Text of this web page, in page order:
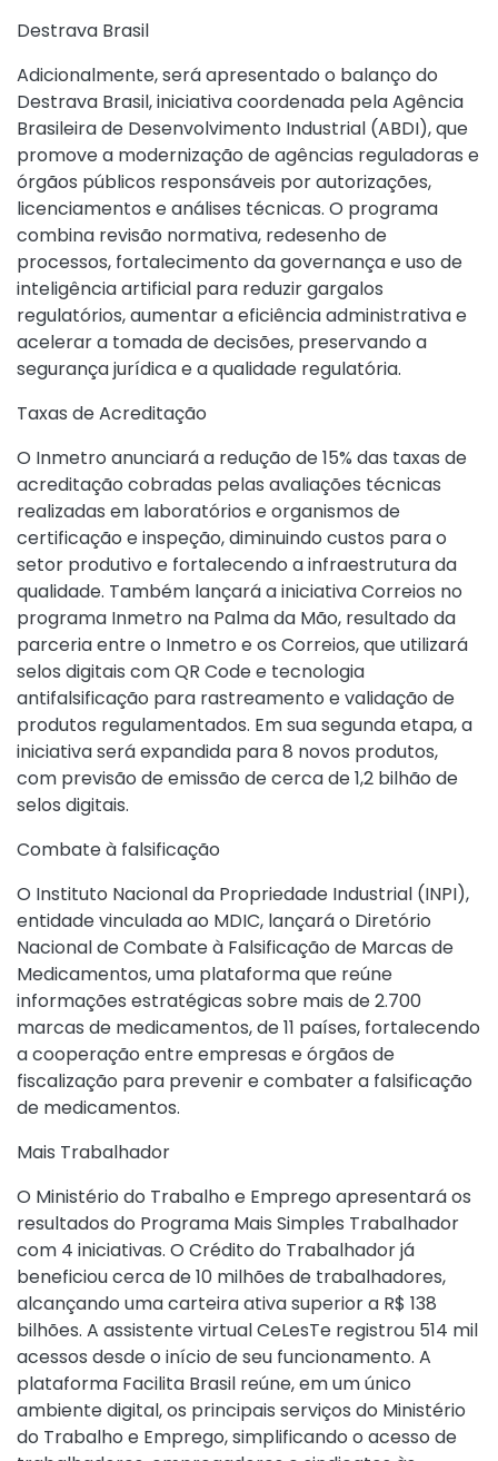
Destrava Brasil
Adicionalmente, será apresentado o balanço do
Destrava Brasil, iniciativa coordenada pela Agência
Brasileira de Desenvolvimento Industrial (ABDI), que
promove a modernização de agências reguladoras e
órgãos públicos responsáveis por autorizações,
licenciamentos e análises técnicas. O programa
combina revisão normativa, redesenho de
processos, fortalecimento da governança e uso de
inteligência artificial para reduzir gargalos
regulatórios, aumentar a eficiência administrativa e
acelerar a tomada de decisões, preservando a
segurança jurídica e a qualidade regulatória.
Taxas de Acreditação
O Inmetro anunciará a redução de 15% das taxas de
acreditação cobradas pelas avaliações técnicas
realizadas em laboratórios e organismos de
certificação e inspeção, diminuindo custos para o
setor produtivo e fortalecendo a infraestrutura da
qualidade. Também lançará a iniciativa Correios no
programa Inmetro na Palma da Mão, resultado da
parceria entre o Inmetro e os Correios, que utilizará
selos digitais com QR Code e tecnologia
antifalsificação para rastreamento e validação de
produtos regulamentados. Em sua segunda etapa, a
iniciativa será expandida para 8 novos produtos,
com previsão de emissão de cerca de 1,2 bilhão de
selos digitais.
Combate à falsificação
O Instituto Nacional da Propriedade Industrial (INPI),
entidade vinculada ao MDIC, lançará o Diretório
Nacional de Combate à Falsificação de Marcas de
Medicamentos, uma plataforma que reúne
informações estratégicas sobre mais de 2.700
marcas de medicamentos, de 11 países, fortalecendo
a cooperação entre empresas e órgãos de
fiscalização para prevenir e combater a falsificação
de medicamentos.
Mais Trabalhador
O Ministério do Trabalho e Emprego apresentará os
resultados do Programa Mais Simples Trabalhador
com 4 iniciativas. O Crédito do Trabalhador já
beneficiou cerca de 10 milhões de trabalhadores,
alcançando uma carteira ativa superior a R$ 138
bilhões. A assistente virtual CeLesTe registrou 514 mil
acessos desde o início de seu funcionamento. A
plataforma Facilita Brasil reúne, em um único
ambiente digital, os principais serviços do Ministério
do Trabalho e Emprego, simplificando o acesso de